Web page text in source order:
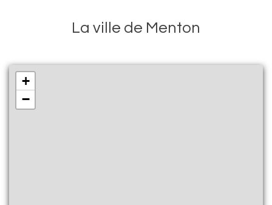
La ville de Menton
+
−